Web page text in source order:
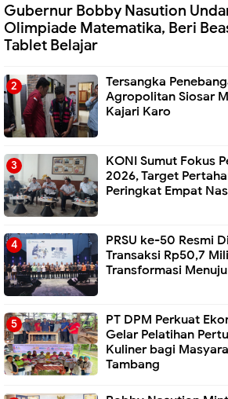
Gubernur Bobby Nasution
Olimpiade Matematika, Beri
Tablet Belajar
Tersangka
Agropolitan Siosar
Kajari Karo
KONI Sumut Fokus
2026, Target
Peringkat Empat
PRSU ke-50 Resmi
Transaksi Rp50,7
Transformasi
PT DPM Perkuat
Gelar Pelatihan
Kuliner bagi
Tambang